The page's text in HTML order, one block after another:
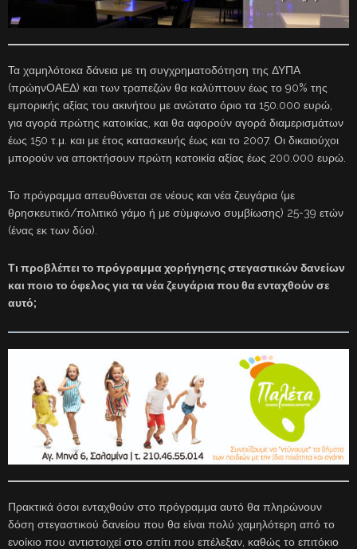
Τα χαμηλότοκα δάνεια με τη συγχρηματοδότηση της ΔΥΠΑ
(πρώηνΟΑΕΔ) και των τραπεζών θα καλύπτουν έως το 90% της
εμπορικής αξίας του ακινήτου με ανώτατο όριο τα 150.000 ευρώ,
για αγορά πρώτης κατοικίας, και θα αφορούν αγορά διαμερισμάτων
έως 150 τ.μ. και με έτος κατασκευής έως και το 2007. Οι δικαιούχοι
μπορούν να αποκτήσουν πρώτη κατοικία αξίας έως 200.000 ευρώ.
Το πρόγραμμα απευθύνεται σε νέους και νέα ζευγάρια (με
θρησκευτικό/πολιτικό γάμο ή με σύμφωνο συμβίωσης) 25-39 ετών
(ένας εκ των δύο).
Τι προβλέπει το πρόγραμμα χορήγησης στεγαστικών δανείων
και ποιο το όφελος για τα νέα ζευγάρια που θα ενταχθούν σε
αυτό;
Πρακτικά όσοι ενταχθούν στο πρόγραμμα αυτό θα πληρώνουν
δόση στεγαστικού δανείου που θα είναι πολύ χαμηλότερη από το
ενοίκιο που αντιστοιχεί στο σπίτι που επέλεξαν, καθώς το επιτόκιο